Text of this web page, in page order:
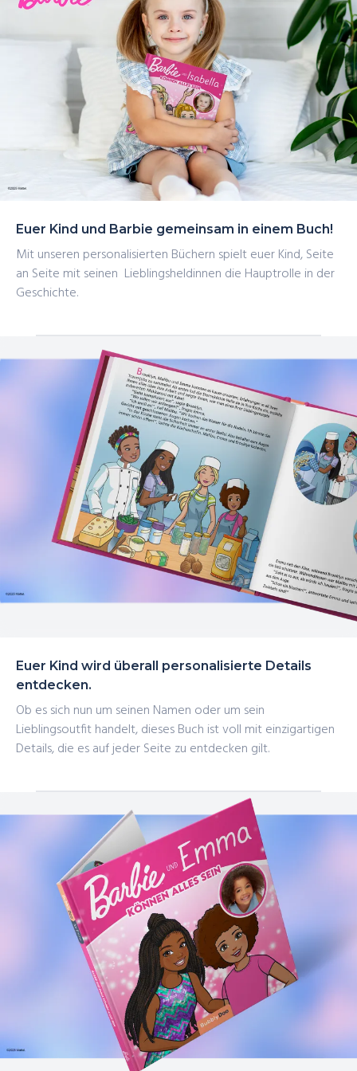
sondern erfahren auch, dass man mit Hingabe und
Leidenschaft wirklich ALLES erreichen kann!
Euer Kind und Barbie gemeinsam in einem Buch!
Mit unseren personalisierten Büchern spielt euer Kind, Seite
an Seite mit seinen Lieblingsheldinnen die Hauptrolle in der
Geschichte.
Euer Kind wird überall personalisierte Details
entdecken.
Ob es sich nun um seinen Namen oder um sein
Lieblingsoutfit handelt, dieses Buch ist voll miteinzigartigen
Details, die es auf jeder Seite zu entdecken gilt.